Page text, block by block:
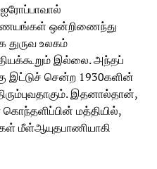
ஐரோப்பாவால்
ஒன்றிணைந்து
துருவ உலகம்
இல்லை. அந்தப்
இட்டுச் சென்ற 1930களின்
இதனால்தான்,
மத்தியில்,
மீள்ஆயுதபாணியாகி